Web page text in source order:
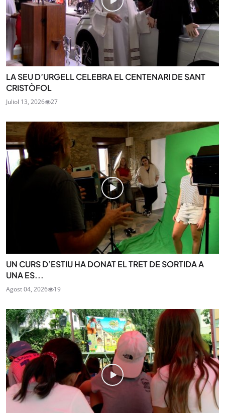
LA SEU D’URGELL CELEBRA EL CENTENARI DE SANT
CRISTÒFOL
Juliol 13, 2026 27
UN CURS D’ESTIU HA DONAT EL TRET DE SORTIDA A
UNA ES...
Agost 04, 2026 19